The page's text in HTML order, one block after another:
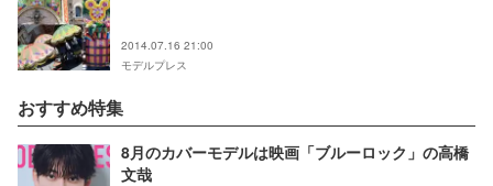
2014.07.16 21:00
モデルプレス
おすすめ特集
8月のカバーモデルは映画「ブルーロック」の高橋
文哉